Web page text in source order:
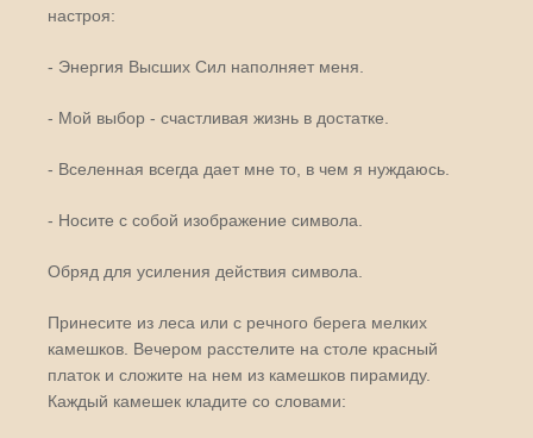
настроя:
- Энергия Высших Сил наполняет меня.
- Мой выбор - счастливая жизнь в достатке.
- Вселенная всегда дает мне то, в чем я нуждаюсь.
- Носите с собой изображение символа.
Обряд для усиления действия символа.
Принесите из леса или с речного берега мелких
камешков. Вечером расстелите на столе красный
платок и сложите на нем из камешков пирамиду.
Каждый камешек кладите со словами: